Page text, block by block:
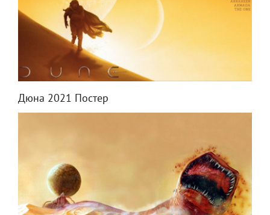
Дюна 2021 Постер